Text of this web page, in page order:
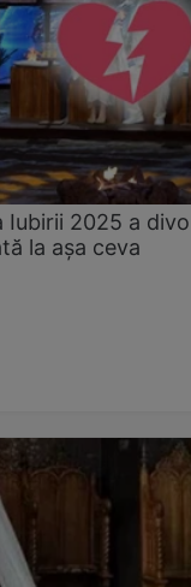
Iubirii 2025 a
la așa ceva